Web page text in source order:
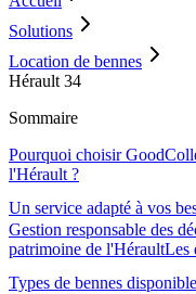
Solutions
Location de bennes
Hérault 34
Sommaire
Pourquoi choisir
l'Hérault ?
Un service adapté à vos
Gestion responsable des
patrimoine de l'HéraultLes
Types de bennes